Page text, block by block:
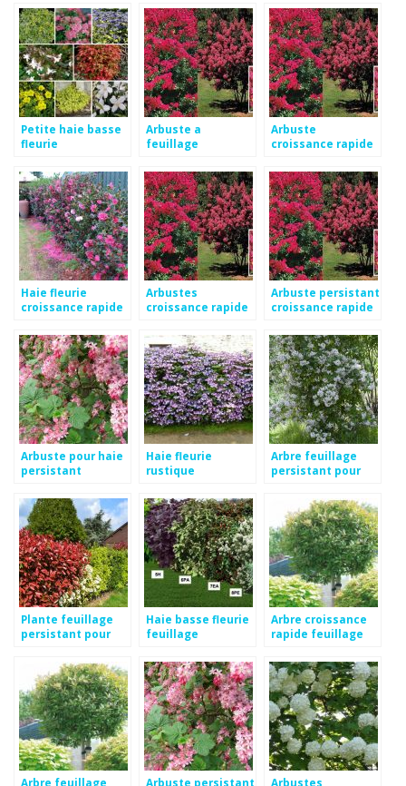
croissance rapide
Petite haie basse
fleurie
Arbuste a
feuillage
croissance rapide
Arbuste
croissance rapide
persistant
Haie fleurie
croissance rapide
Arbustes
croissance rapide
Arbuste persistant
croissance rapide
Arbuste pour haie
persistant
Haie fleurie
rustique
Arbre feuillage
persistant pour
Plante feuillage
persistant pour
Haie basse fleurie
feuillage
Arbre croissance
rapide feuillage
Arbre feuillage Arbuste persistant Arbustes